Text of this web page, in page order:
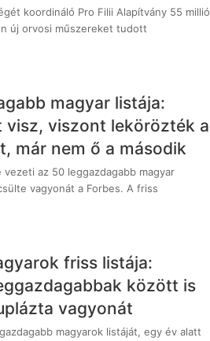
koordináló Pro Filii Alapítvány 55 millió
új orvosi műszereket tudott
magyar listája:
visz, viszont lekörözték a
már nem ő a második
az 50 leggazdagabb magyar
vagyonát a Forbes. A friss
friss listája:
között is
vagyonát
magyarok listáját, egy év alatt